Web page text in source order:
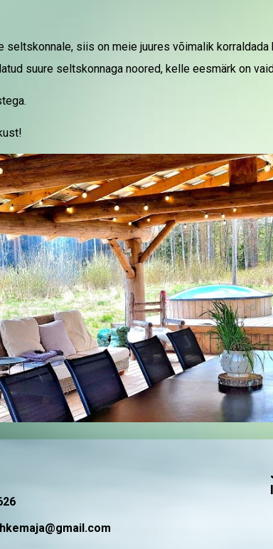
siis on meie juures võimalik
suure seltskonnaga noored, kelle eesmärk on